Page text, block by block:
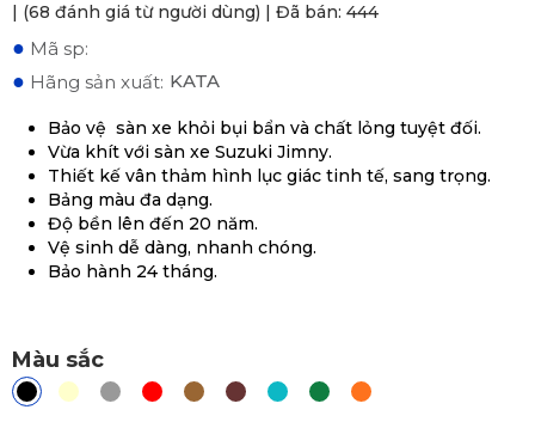
| (68 đánh giá từ người dùng) | Đã bán: 444
● Mã sp:
● Hãng sản xuất: KATA
Bảo vệ sàn xe khỏi bụi bẩn và chất lỏng tuyệt đối.
Vừa khít với sàn xe Suzuki Jimny.
Thiết kế vân thảm hình lục giác tinh tế, sang trọng.
Bảng màu đa dạng.
Độ bền lên đến 20 năm.
Vệ sinh dễ dàng, nhanh chóng.
Bảo hành 24 tháng.
Màu sắc